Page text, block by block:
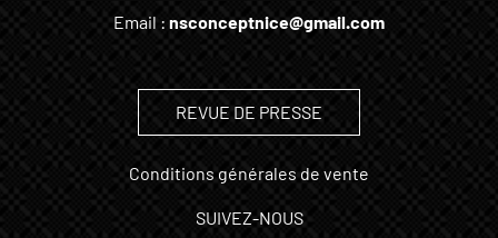
Email : nsconceptnice@gmail.com
REVUE DE PRESSE
Conditions générales de vente
SUIVEZ-NOUS